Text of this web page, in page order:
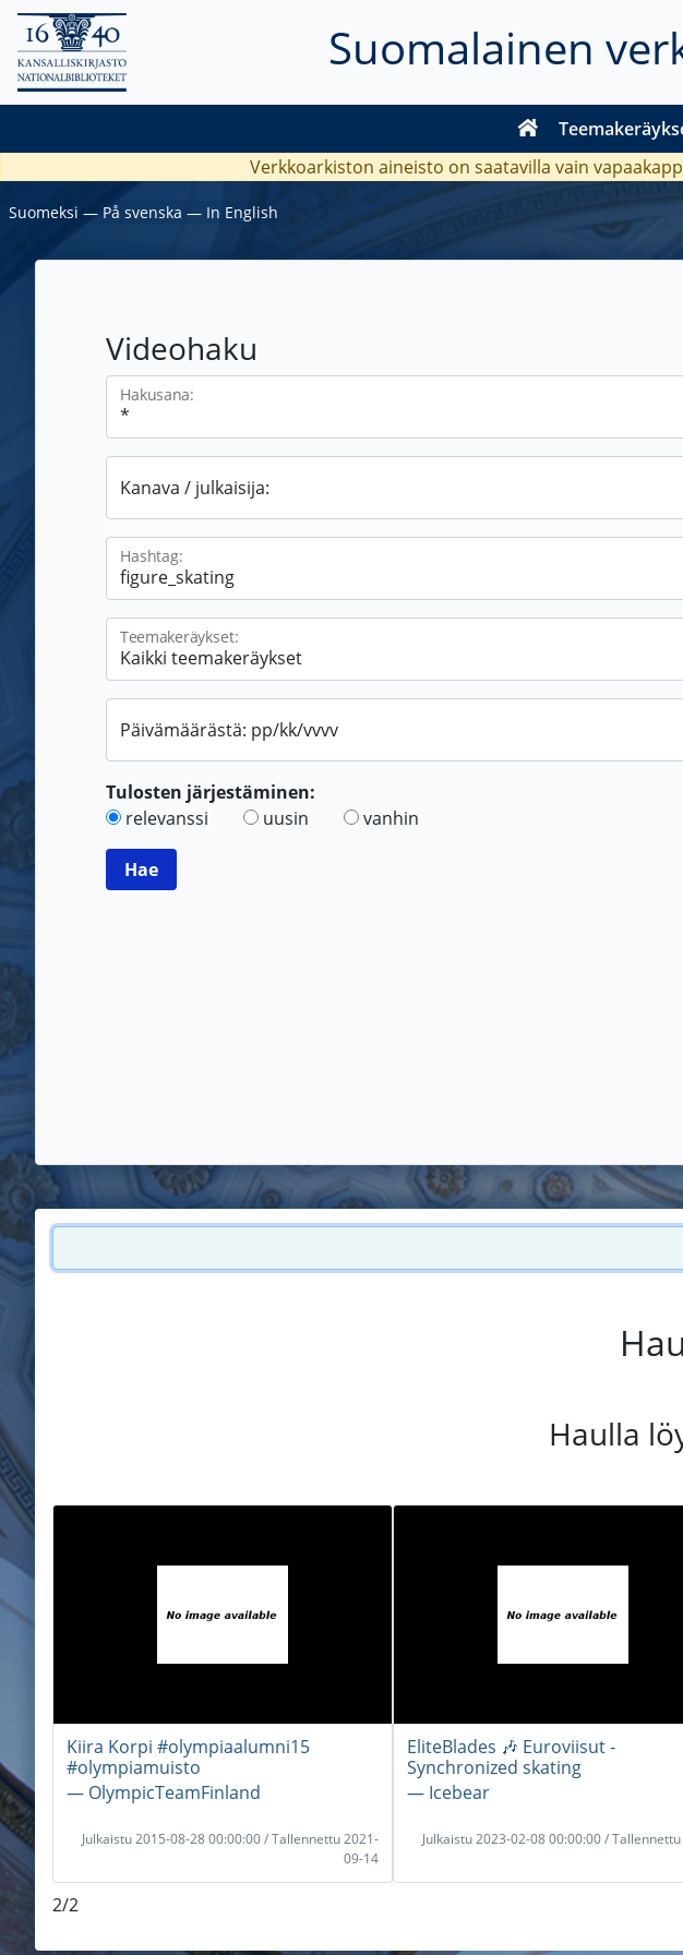
Suomalainen
Verkkoarkiston aineisto on saatavilla vain
Suomeksi ― På svenska ― In English
Videohaku
Hakusana:
Kanava / julkaisija:
Hashtag:
Teemakeräykset:
Päivämäärästä: pp/kk/vvvv
Tulosten järjestäminen:
relevanssi
uusin vanhin
Haulla
Kiira Korpi #olympiaalumni15
#olympiamuisto
― OlympicTeamFinland
Julkaistu 2015-08-28 00:00:00 / Tallennettu 2021-
09-14
EliteBlades 🎶 Euroviisut -
Synchronized skating
― Icebear
Julkaistu 2023-02-08 00:00:00 /
2/2